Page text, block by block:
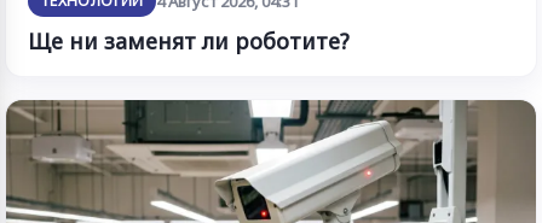
Ще ни заменят ли роботите?